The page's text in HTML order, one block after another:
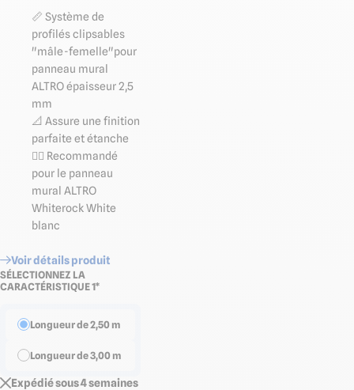
📏 Système de
profilés clipsables
"mâle-femelle"pour
panneau mural
ALTRO épaisseur 2,5
mm
📐 Assure une finition
parfaite et étanche
👉🏻 Recommandé
pour le panneau
mural ALTRO
Whiterock White
blanc
Voir détails produit
SÉLECTIONNEZ LA
CARACTÉRISTIQUE 1*
Longueur de 2,50 m
Longueur de 3,00 m
Expédié sous 4 semaines